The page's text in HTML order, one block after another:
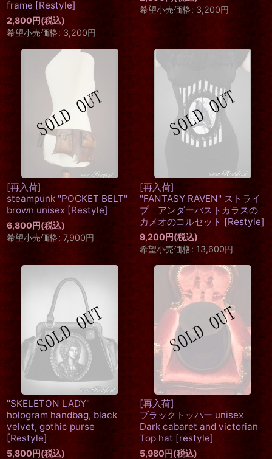
frame [Restyle]
2,800円(税込)
希望小売価格: 3,200円
希望小売価格: 3,200円
[再入荷]
steampunk "POCKET BELT"
brown unisex [Restyle]
6,800円(税込)
希望小売価格: 7,900円
[再入荷]
"FANTASY RAVEN" ストライ
プ アンダーバストカラスの
カメオのコルセット [Restyle]
9,200円(税込)
希望小売価格: 13,600円
"SKELETON LADY"
hologram handbag, black
velvet, gothic purse
[Restyle]
5,800円(税込)
[再入荷]
ブラックトッパー unisex
Dark cabaret and victorian
Top hat [restyle]
5,980円(税込)